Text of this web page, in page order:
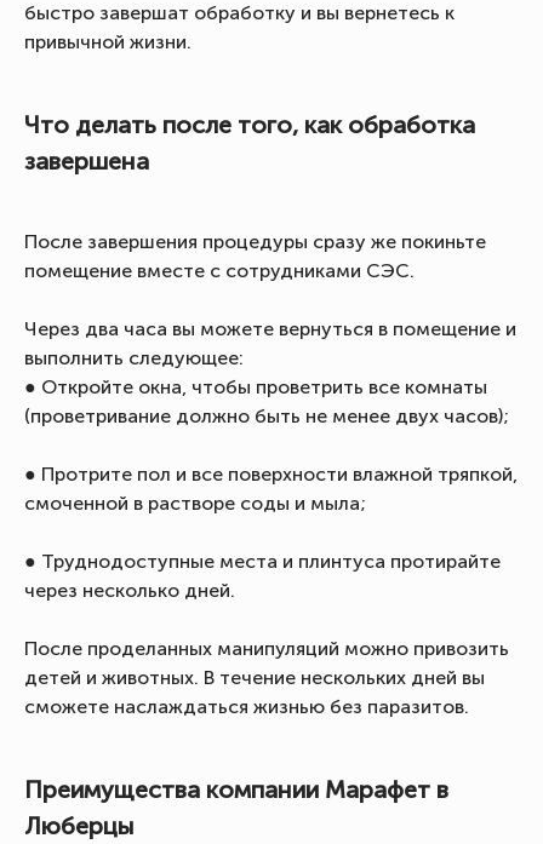
быстро завершат обработку и вы вернетесь к
привычной жизни.
Что делать после того, как обработка
завершена
После завершения процедуры сразу же покиньте
помещение вместе с сотрудниками СЭС.
Через два часа вы можете вернуться в помещение и
выполнить следующее:
● Откройте окна, чтобы проветрить все комнаты
(проветривание должно быть не менее двух часов);
● Протрите пол и все поверхности влажной тряпкой,
смоченной в растворе соды и мыла;
● Труднодоступные места и плинтуса протирайте
через несколько дней.
После проделанных манипуляций можно привозить
детей и животных. В течение нескольких дней вы
сможете наслаждаться жизнью без паразитов.
Преимущества компании Марафет в
Люберцы